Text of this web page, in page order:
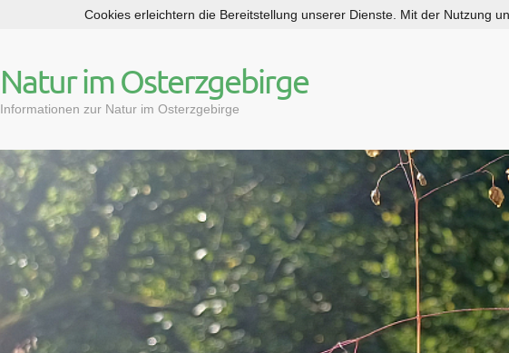
p
t
c
o
n
Natur im Osterzgebirge
Informationen zur Natur im Osterzgebirge
Cookies erleichtern die Bereitstellung unserer Dienste. Mit der Nutzung